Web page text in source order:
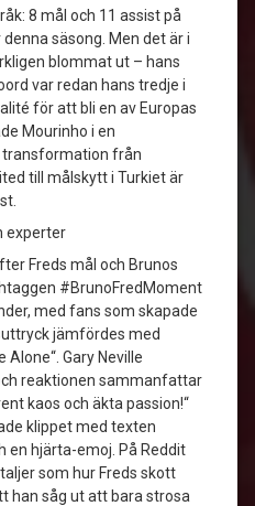
8 mål och 11 assist på
säsong. Men det är i
blommat ut – hans
var redan hans tredje i
för att bli en av Europas
Mourinho i en
transformation från
till målskytt i Turkiet är
experter
Freds mål och Brunos
#BrunoFredMoment
med fans som skapade
jämfördes med
Alone“. Gary Neville
reaktionen sammanfattar
kaos och äkta passion!“
klippet med texten
en hjärta-emoj. På Reddit
som hur Freds skott
han såg ut att bara strosa